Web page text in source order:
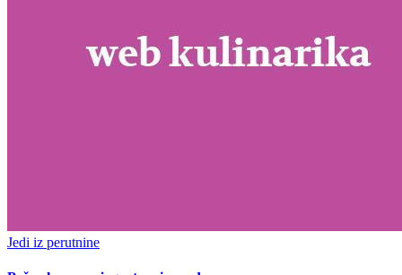
Jedi iz perutnine